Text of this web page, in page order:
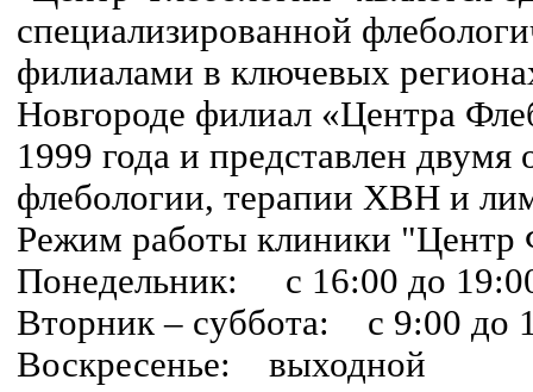
специализированной
филиалами в ключевых
Новгороде филиал «Центра
1999 года и представлен двумя
флебологии, терапии ХВН и
Режим работы клиники "Центр
Понедельник: с 16:00 до
Вторник – суббота: с 9:00 до
Воскресенье: выходной